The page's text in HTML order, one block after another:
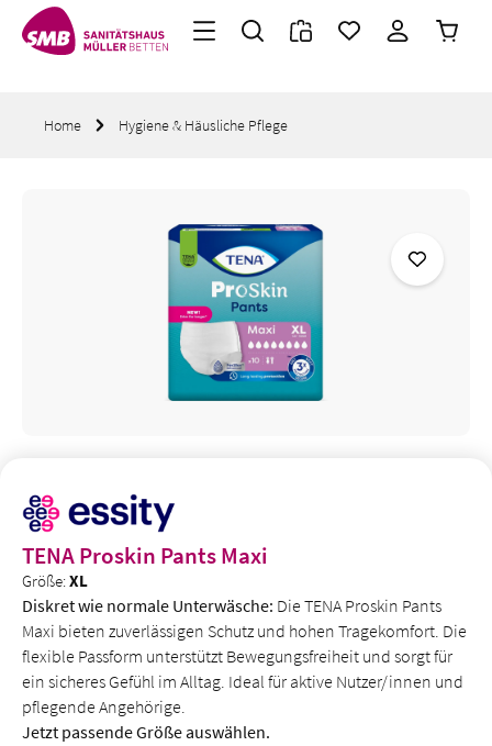
Zum Hauptinhalt springen
Home Hygiene & Häusliche Pflege
TENA Proskin Pants Maxi
Größe:XL
Diskret wie normale Unterwäsche: Die TENA Proskin Pants
Maxi bieten zuverlässigen Schutz und hohen Tragekomfort. Die
flexible Passform unterstützt Bewegungsfreiheit und sorgt für
ein sicheres Gefühl im Alltag. Ideal für aktive Nutzer/innen und
pflegende Angehörige.
Jetzt passende Größe auswählen.